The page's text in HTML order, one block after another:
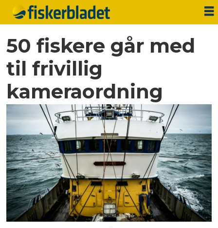
50 fiskere går med
til frivillig
kameraordning